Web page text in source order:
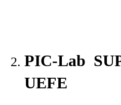
PIC-Lab
UEFE